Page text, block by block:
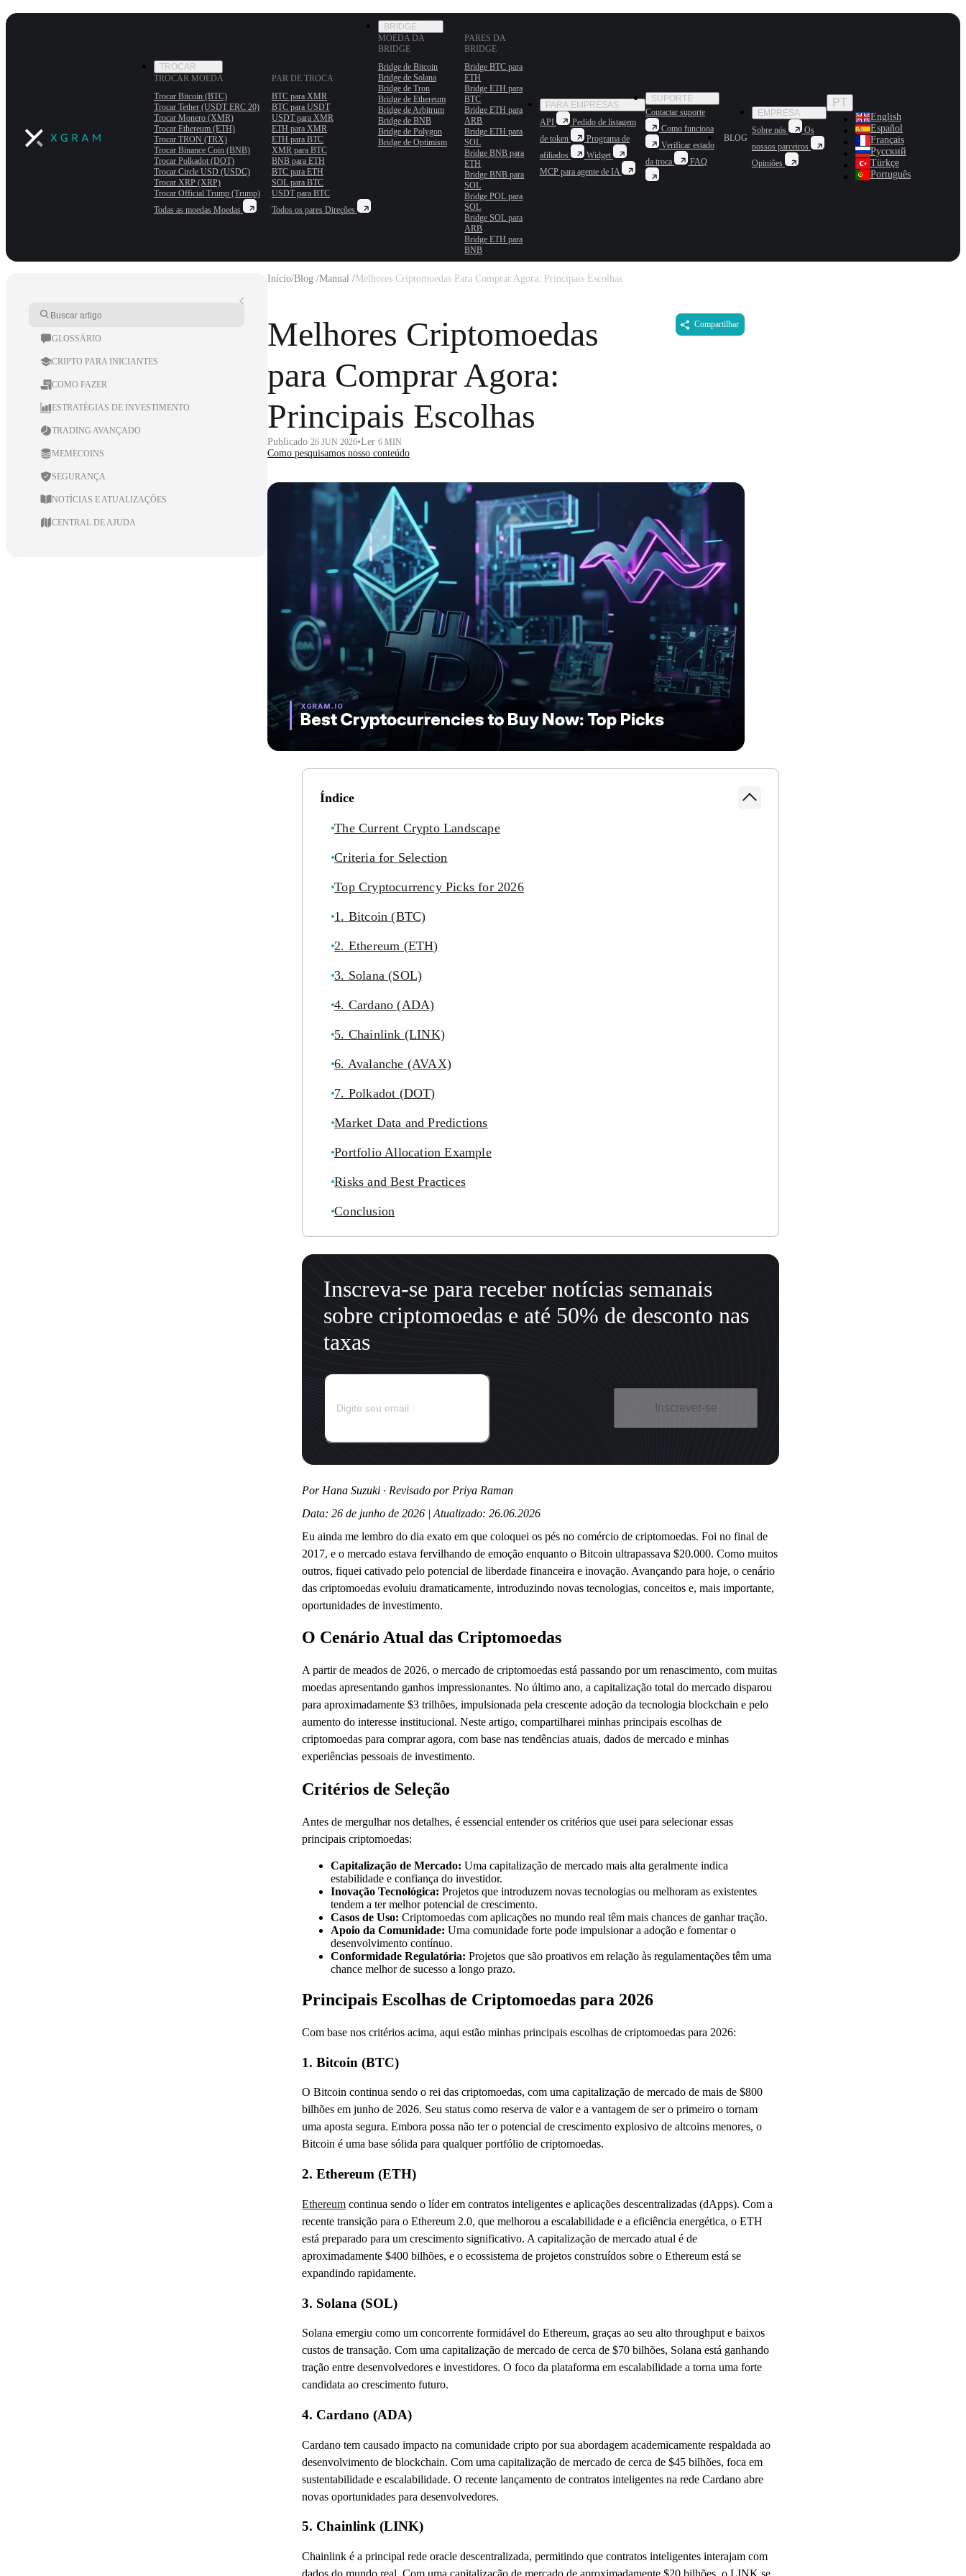
TROCAR
TROCAR MOEDA
Trocar Bitcoin (BTC)
Trocar Tether (USDT ERС 20)
Trocar Monero (XMR)
Trocar Ethereum (ETH)
Trocar TRON (TRX)
Trocar Binance Coin (BNB)
Trocar Polkadot (DOT)
Trocar Circle USD (USDC)
Trocar XRP (XRP)
Trocar Official Trump (Trump)
Todas as moedas Moedas
PAR DE TROCA
BTC para XMR
BTC para USDT
USDT para XMR
ETH para XMR
ETH para BTC
XMR para BTC
BNB para ETH
BTC para ETH
SOL para BTC
USDT para BTC
Todos os pares Direções
BRIDGE
MOEDA DA
BRIDGE
Bridge de Bitcoin
Bridge de Solana
Bridge de Tron
Bridge de Ethereum
Bridge de Arbitrum
Bridge de BNB
Bridge de Polygon
Bridge de Optimism
PARES DA
BRIDGE
Bridge BTC para
ETH
Bridge ETH para
BTC
Bridge ETH para
ARB
Bridge ETH para
SOL
Bridge BNB para
ETH
Bridge BNB para
SOL
Bridge POL para
SOL
Bridge SOL para
ARB
Bridge ETH para
BNB
PARA EMPRESAS
API
Pedido de listagem
de token
Programa de
afiliados
Widget
MCP para agente de IA
SUPORTE
Contactar suporte
Como funciona
Verificar estado
da troca
FAQ
BLOG
EMPRESA
Sobre nós
Os
nossos parceiros
Opiniões
PT
English
Español
Français
Русский
Türkçe
Português
GLOSSÁRIO
CRIPTO PARA INICIANTES
COMO FAZER
ESTRATÉGIAS DE INVESTIMENTO
TRADING AVANÇADO
MEMECOINS
SEGURANÇA
NOTÍCIAS E ATUALIZAÇÕES
CENTRAL DE AJUDA
Início/Blog /Manual /Melhores Criptomoedas Para Comprar Agora: Principais Escolhas
Melhores Criptomoedas
para Comprar Agora:
Principais Escolhas
Compartilhar
Publicado 26 JUN 2026•Ler 6 MIN
Como pesquisamos nosso conteúdo
Índice
The Current Crypto Landscape
Criteria for Selection
Top Cryptocurrency Picks for 2026
1. Bitcoin (BTC)
2. Ethereum (ETH)
3. Solana (SOL)
4. Cardano (ADA)
5. Chainlink (LINK)
6. Avalanche (AVAX)
7. Polkadot (DOT)
Market Data and Predictions
Portfolio Allocation Example
Risks and Best Practices
Conclusion
Inscreva-se para receber notícias semanais
sobre criptomoedas e até 50% de desconto nas
taxas
Inscrever-se
Por Hana Suzuki · Revisado por Priya Raman
Data: 26 de junho de 2026 | Atualizado: 26.06.2026
Eu ainda me lembro do dia exato em que coloquei os pés no comércio de criptomoedas. Foi no final de
2017, e o mercado estava fervilhando de emoção enquanto o Bitcoin ultrapassava $20.000. Como muitos
outros, fiquei cativado pelo potencial de liberdade financeira e inovação. Avançando para hoje, o cenário
das criptomoedas evoluiu dramaticamente, introduzindo novas tecnologias, conceitos e, mais importante,
oportunidades de investimento.
O Cenário Atual das Criptomoedas
A partir de meados de 2026, o mercado de criptomoedas está passando por um renascimento, com muitas
moedas apresentando ganhos impressionantes. No último ano, a capitalização total do mercado disparou
para aproximadamente $3 trilhões, impulsionada pela crescente adoção da tecnologia blockchain e pelo
aumento do interesse institucional. Neste artigo, compartilharei minhas principais escolhas de
criptomoedas para comprar agora, com base nas tendências atuais, dados de mercado e minhas
experiências pessoais de investimento.
Critérios de Seleção
Antes de mergulhar nos detalhes, é essencial entender os critérios que usei para selecionar essas
principais criptomoedas:
Capitalização de Mercado: Uma capitalização de mercado mais alta geralmente indica
estabilidade e confiança do investidor.
Inovação Tecnológica: Projetos que introduzem novas tecnologias ou melhoram as existentes
tendem a ter melhor potencial de crescimento.
Casos de Uso: Criptomoedas com aplicações no mundo real têm mais chances de ganhar tração.
Apoio da Comunidade: Uma comunidade forte pode impulsionar a adoção e fomentar o
desenvolvimento contínuo.
Conformidade Regulatória: Projetos que são proativos em relação às regulamentações têm uma
chance melhor de sucesso a longo prazo.
Principais Escolhas de Criptomoedas para 2026
Com base nos critérios acima, aqui estão minhas principais escolhas de criptomoedas para 2026:
1. Bitcoin (BTC)
O Bitcoin continua sendo o rei das criptomoedas, com uma capitalização de mercado de mais de $800
bilhões em junho de 2026. Seu status como reserva de valor e a vantagem de ser o primeiro o tornam
uma aposta segura. Embora possa não ter o potencial de crescimento explosivo de altcoins menores, o
Bitcoin é uma base sólida para qualquer portfólio de criptomoedas.
2. Ethereum (ETH)
Ethereum continua sendo o líder em contratos inteligentes e aplicações descentralizadas (dApps). Com a
recente transição para o Ethereum 2.0, que melhorou a escalabilidade e a eficiência energética, o ETH
está preparado para um crescimento significativo. A capitalização de mercado atual é de
aproximadamente $400 bilhões, e o ecossistema de projetos construídos sobre o Ethereum está se
expandindo rapidamente.
3. Solana (SOL)
Solana emergiu como um concorrente formidável do Ethereum, graças ao seu alto throughput e baixos
custos de transação. Com uma capitalização de mercado de cerca de $70 bilhões, Solana está ganhando
tração entre desenvolvedores e investidores. O foco da plataforma em escalabilidade a torna uma forte
candidata ao crescimento futuro.
4. Cardano (ADA)
Cardano tem causado impacto na comunidade cripto por sua abordagem academicamente respaldada ao
desenvolvimento de blockchain. Com uma capitalização de mercado de cerca de $45 bilhões, foca em
sustentabilidade e escalabilidade. O recente lançamento de contratos inteligentes na rede Cardano abre
novas oportunidades para desenvolvedores.
5. Chainlink (LINK)
Chainlink é a principal rede oracle descentralizada, permitindo que contratos inteligentes interajam com